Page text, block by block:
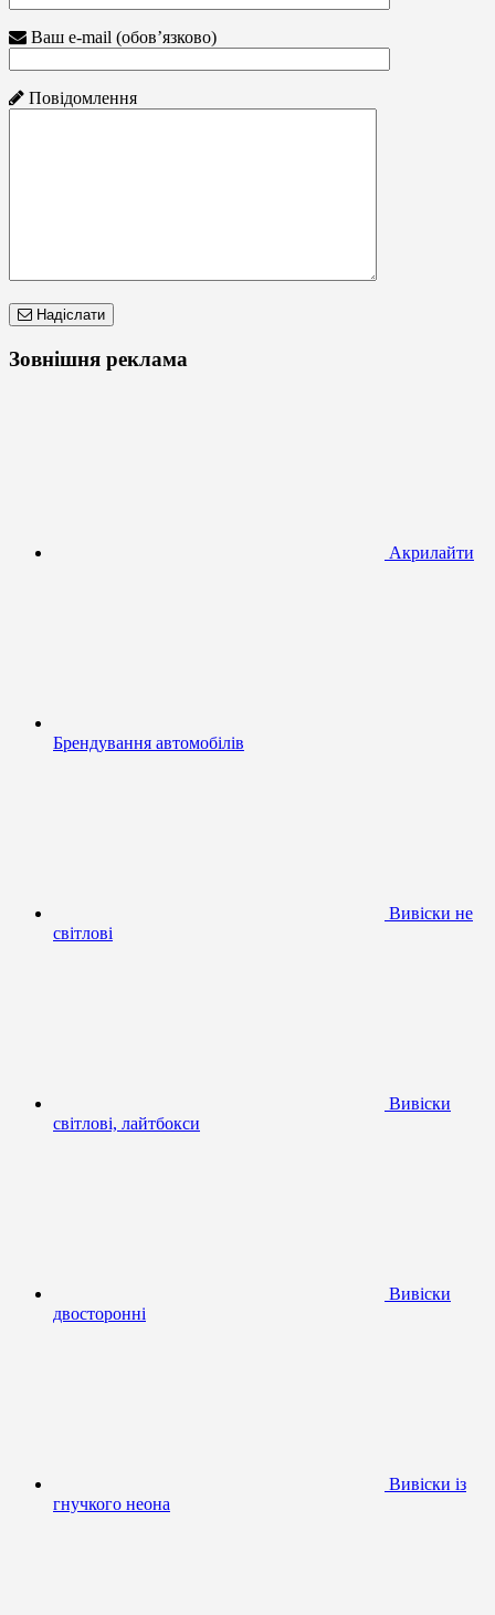
Ваш e-mail (обов’язково)
Повідомлення
Надіслати
Зовнішня реклама
Акрилайти
Брендування автомобілів
Вивіски не
світлові
Вивіски
світлові, лайтбокси
Вивіски
двосторонні
Вивіски із
гнучкого неона